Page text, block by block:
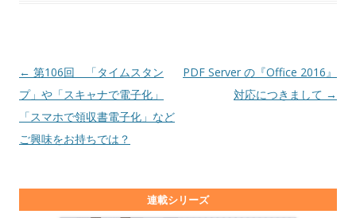
投稿ナビゲーション
← 第106回 「タイムスタン
プ」や「スキャナで電子化」
「スマホで領収書電子化」など
ご興味をお持ちでは？
PDF Server の『Office 2016』
対応につきまして →
連載シリーズ